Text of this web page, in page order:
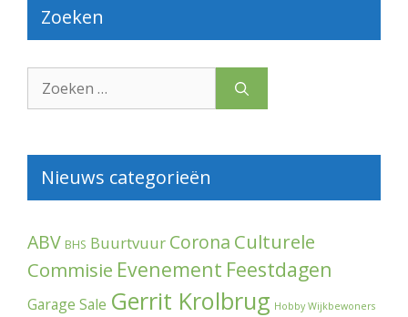
Zoeken
naar:
Nieuws categorieën
ABV BHS Buurtvuur Corona Culturele
Commisie Evenement Feestdagen
Garage Sale Gerrit Krolbrug Hobby Wijkbewoners